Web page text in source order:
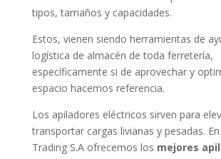
tipos, tamaños y capacidades.
Estos, vienen siendo herramientas de
logística de almacén de toda ferretería,
específicamente si de aprovechar y
espacio hacemos referencia.
Los apiladores eléctricos sirven para
transportar cargas livianas y pesadas.
Trading S.A ofrecemos los mejores